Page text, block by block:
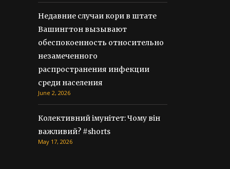
Недавние случаи кори в штате
Вашингтон вызывают
обеспокоенность относительно
незамеченного
распространения инфекции
среди населения
June 2, 2026
Колективний імунітет: Чому він
важливий? #shorts
May 17, 2026